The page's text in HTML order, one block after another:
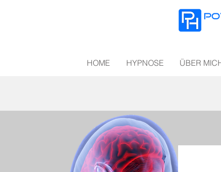
HOME HYPNOSE ÜBER